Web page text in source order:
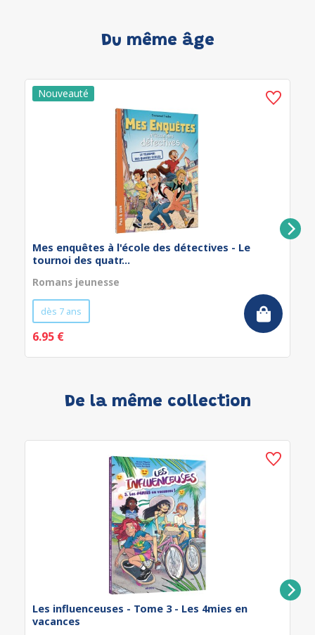
Du même âge
Mes enquêtes à l'école des détectives - Le
tournoi des quatr...
Romans jeunesse
dès 7 ans
6.95 €
De la même collection
Les influenceuses - Tome 3 - Les 4mies en
vacances